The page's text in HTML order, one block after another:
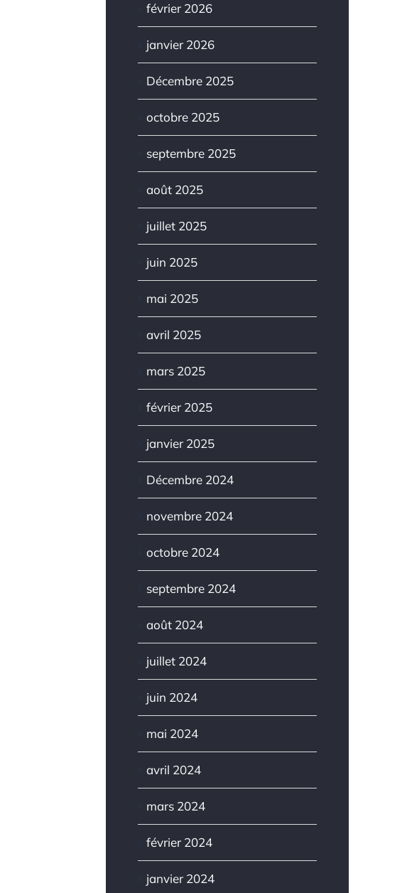
février 2026
janvier 2026
Décembre 2025
octobre 2025
septembre 2025
août 2025
juillet 2025
juin 2025
mai 2025
avril 2025
mars 2025
février 2025
janvier 2025
Décembre 2024
novembre 2024
octobre 2024
septembre 2024
août 2024
juillet 2024
juin 2024
mai 2024
avril 2024
mars 2024
février 2024
janvier 2024